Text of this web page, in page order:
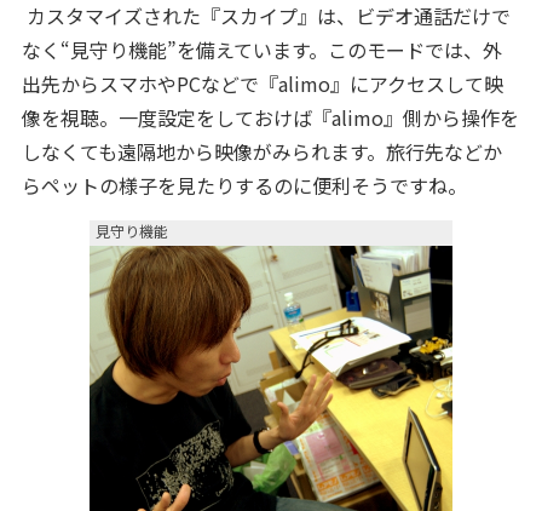
カスタマイズされた『スカイプ』は、ビデオ通話だけで
なく“見守り機能”を備えています。このモードでは、外
出先からスマホやPCなどで『alimo』にアクセスして映
像を視聴。一度設定をしておけば『alimo』側から操作を
しなくても遠隔地から映像がみられます。旅行先などか
らペットの様子を見たりするのに便利そうですね。
見守り機能